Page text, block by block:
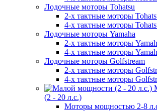
Лодочные моторы Tohatsu
2-х тактные моторы
4-х тактные моторы
Лодочные моторы Yamaha
2-х тактные моторы
4-х тактные моторы
Лодочные моторы Golfstream
2-х тактные моторы
4-х тактные моторы
(2 - 20 л.с.)
Моторы мощностью 2-8